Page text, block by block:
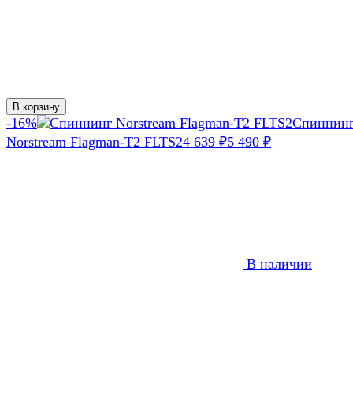
В корзину
-16%
Norstream Flagman-T2 FLTS24 639 ₽5 490 ₽
В наличии